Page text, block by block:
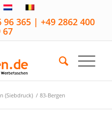
365 | +49 2862 400
67
(Siebdruck) / 83-Bergen